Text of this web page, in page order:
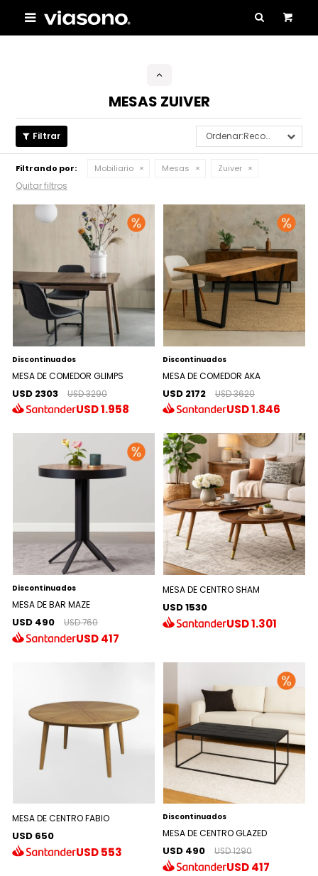

MESAS ZUIVER
Recomendados
Filtrando por: Mobiliario Mesas Zuiver
Quitar filtros
Discontinuados
MESA DE COMEDOR GLIMPS
USD 2303 USD 3290
USD1.958
Discontinuados
MESA DE COMEDOR AKA
USD 2172 USD 3620
USD1.846
Discontinuados
MESA DE BAR MAZE
USD 490 USD 760
USD417
MESA DE CENTRO SHAM
USD 1530
USD1.301
MESA DE CENTRO FABIO
USD 650
USD553
Discontinuados
MESA DE CENTRO GLAZED
USD 490 USD 1290
USD417